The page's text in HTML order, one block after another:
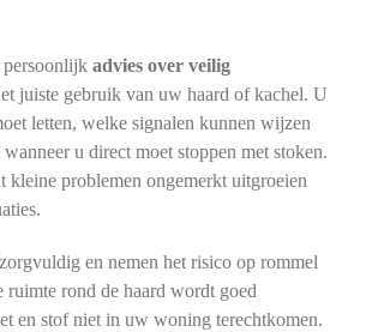
advies over veilig
juiste gebruik van uw haard of kachel. U
letten, welke signalen kunnen wijzen
u direct moet stoppen met stoken.
kleine problemen ongemerkt uitgroeien
en nemen het risico op rommel
ruimte rond de haard wordt goed
en stof niet in uw woning terechtkomen.